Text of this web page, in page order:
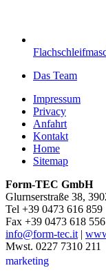
Das Team
Impressum
Privacy
Anfahrt
Kontakt
Home
Sitemap
Form-TEC GmbH
Glurnserstraße 38,
Tel +39 0473 616 859
Fax +39 0473 618 556
info@form-tec.it|
Mwst. 0227 7310 211
marketing